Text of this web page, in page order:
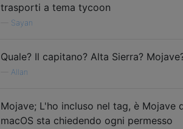
trasporti a tema tycoon
Sayan
Quale? Il capitano? Alta Sierra?
Allan
Mojave; L'ho incluso nel tag, è Mojave
macOS sta chiedendo ogni permesso